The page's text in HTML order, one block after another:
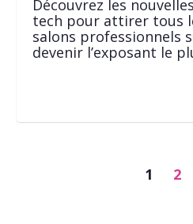
Découvrez les
tech pour attirer tous
salons professionnels
devenir l’exposant le
1 2